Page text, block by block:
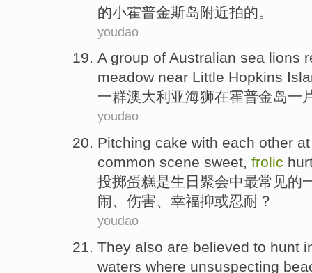
的小霍普金斯岛附近拍的。
youdao
A group of Australian sea lions
meadow near Little Hopkins
一群澳大利亚海狮在霍普金岛一
youdao
Pitching cake with each other
common scene sweet, frolic
投掷蛋糕是生日 聚会中最常见的
闹、 伤害、 幸福抑或忍耐 ？
youdao
They also are believed to hunt
waters where unsuspecting